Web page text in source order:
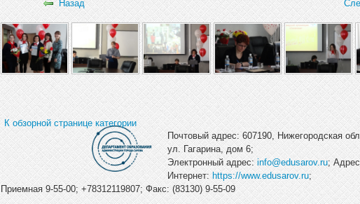
К обзорной странице категории
Почтовый адрес: 607190, Нижегородская
ул. Гагарина, дом 6;
Электронный адрес:info@edusarov.ru;
Интернет:https://www.edusarov.ru;
Приемная 9-55-00; +78312119807; Факс: (83130) 9-55-09